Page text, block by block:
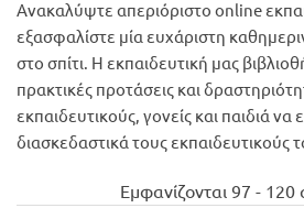
Σεμινάρια / Συνέδρια
Τεύχη Περιοδικών
Ανακαλύψτε απεριόριστο online
εξασφαλίστε μία ευχάριστη
στο σπίτι. Η εκπαιδευτική μας
πρακτικές προτάσεις και
εκπαιδευτικούς, γονείς και παιδιά να
διασκεδαστικά τους εκπαιδευτικούς
Εμφανίζονται 97 - 120